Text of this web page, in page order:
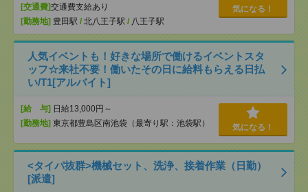
[交通費]交通費支給あり
[勤務地] 豊田駅 / 北八王子駅 / 八王子駅
気になる！
人気イベントも！好きな場所で働けるイベントスタ
ッフ☆来社不要！働いたその日に給料もらえる日払
い/T1[アルバイト]
[給 与] 日給13,000円～
[勤務地] 東京都豊島区南池袋（最寄り駅：池袋駅） 気になる！
<タイパ抜群>機械セット、洗浄、接着作業（日勤）
[派遣]